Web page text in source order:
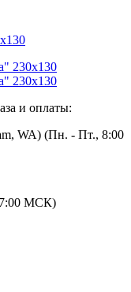
и оплаты:
WA) (Пн. - Пт., 8:00
МСК)